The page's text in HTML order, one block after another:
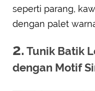
seperti parang,
dengan palet
2. Tunik Batik
dengan Motif